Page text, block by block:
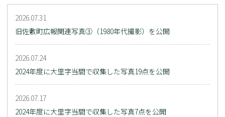
2026.07.31
旧佐敷町広報関連写真③（1980年代撮影）を公開
2026.07.24
2024年度に大里字当間で収集した写真19点を公開
2026.07.17
2024年度に大里字当間で収集した写真7点を公開